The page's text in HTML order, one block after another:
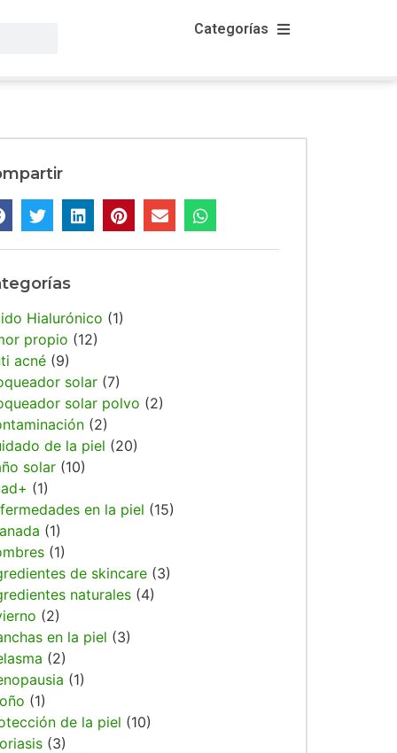
Categorías
Hialurónico (1)
propio (12)
acné (9)
solar (7)
solar polvo (2)
(2)
de la piel (20)
solar (10)
(1)
en la piel (15)
(1)
(1)
de skincare (3)
naturales (4)
(2)
en la piel (3)
(2)
(1)
(1)
de la piel (10)
(3)